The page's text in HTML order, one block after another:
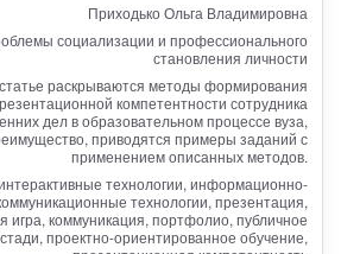
Приходько Ольга Владимировна
социализации и профессионального
становления личности
раскрываются методы формирования
компетентности сотрудника
дел в образовательном процессе вуза,
приводятся примеры заданий с
применением описанных методов.
технологии, информационно-
технологии, презентация,
игра, коммуникация, портфолио, публичное
проектно-ориентированное обучение,